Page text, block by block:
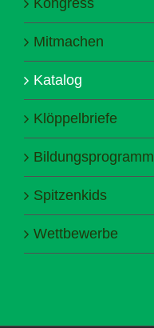
Mitmachen
Katalog
Klöppelbriefe
Bildungsprogramm
Spitzenkids
Wettbewerbe